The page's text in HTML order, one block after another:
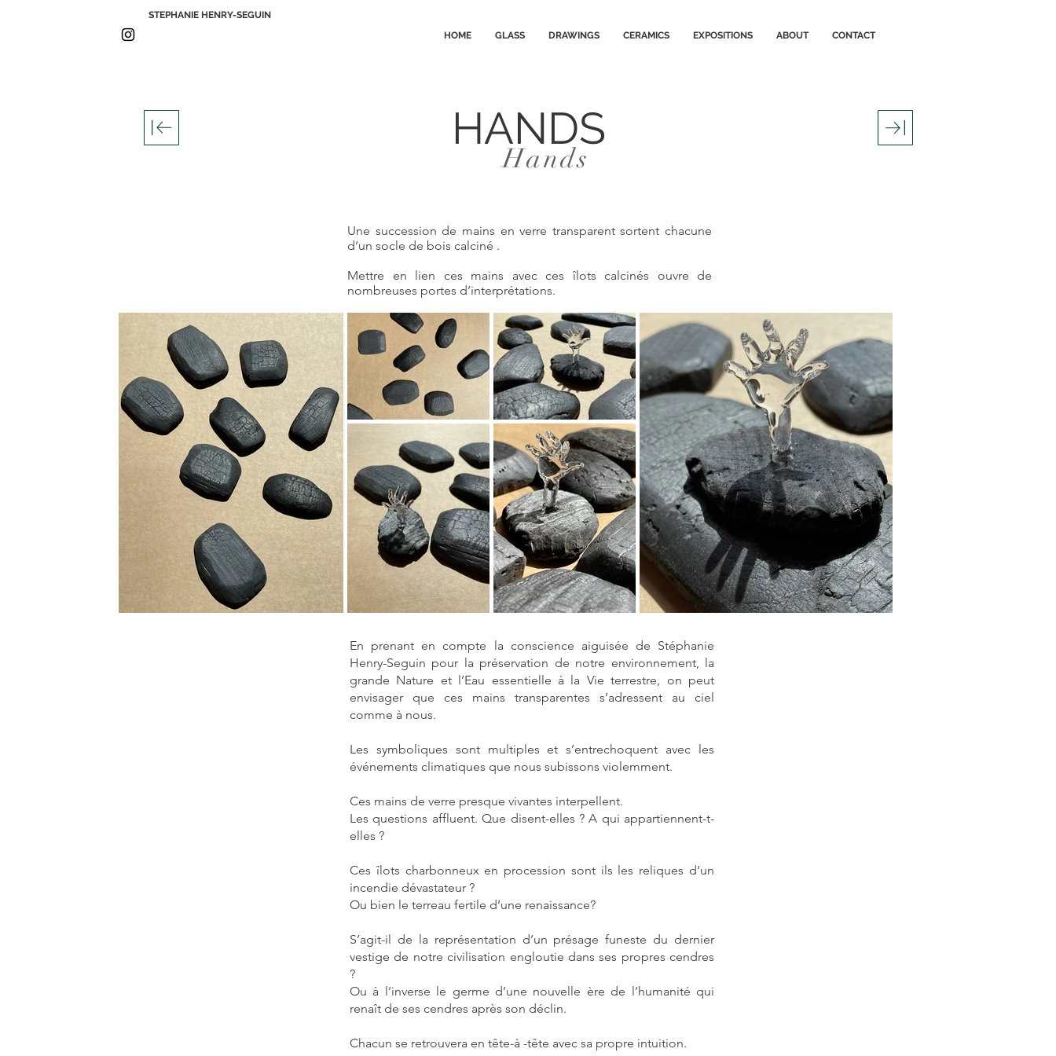
HOME GLASS DRAWINGS CERAMICS EXPOSITIONS ABOUT CONTACT
STEPHANIE HENRY-SEGUIN
HANDS
Hands
Une succession de mains en verre transparent sortent chacune
d’un socle de bois calciné .
Mettre en lien ces mains avec ces îlots calcinés ouvre de
nombreuses portes d’interprétations.
En prenant en compte la conscience aiguisée de Stéphanie
Henry-Seguin pour la préservation de notre environnement, la
grande Nature et l’Eau essentielle à la Vie terrestre, on peut
envisager que ces mains transparentes s’adressent au ciel
comme à nous.
Les symboliques sont multiples et s’entrechoquent avec les
événements climatiques que nous subissons violemment.
Ces mains de verre presque vivantes interpellent.
Les questions affluent. Que disent-elles ? A qui appartiennent-t-
elles ?
Ces îlots charbonneux en procession sont ils les reliques d’un
incendie dévastateur ?
Ou bien le terreau fertile d’une renaissance?
S’agit-il de la représentation d’un présage funeste du dernier
vestige de notre civilisation engloutie dans ses propres cendres
?
Ou à l’inverse le germe d’une nouvelle ère de l’humanité qui
renaît de ses cendres après son déclin.
Chacun se retrouvera en tête-à -tête avec sa propre intuition.